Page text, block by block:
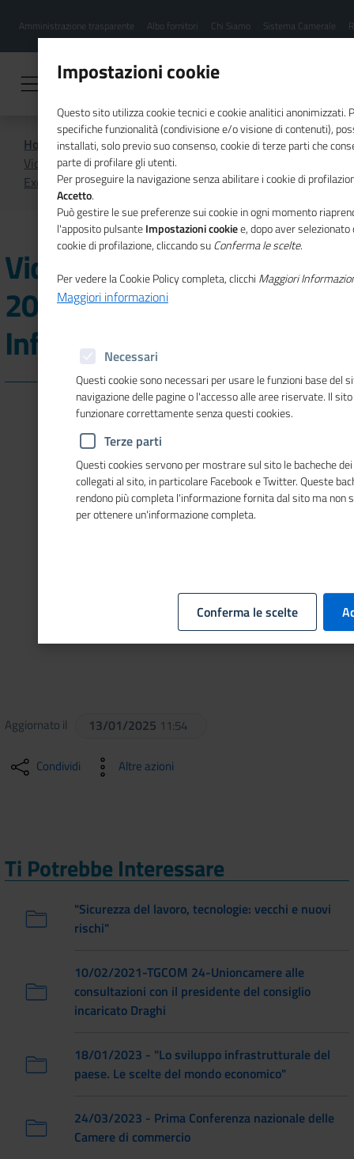
contenuto
Menu
hamburgher
Amministrazione trasparente Albo fornitori Chi Siamo Sistema Camerale
Home
Video
Videobollettino Gennaio 2025 - Sistema Informativo
Excelsior
Videobollettino Gennaio
2025 - Sistema
Informativo Excelsior
Abilitare i cookie di terze parti per visualizzare il contenuto.
Clicca quie successivamente su
abilitarli
Aggiornato il 13/01/2025 11:54
Condividi Altre azioni
Ti Potrebbe Interessare
"Sicurezza del lavoro, tecnologie: vecchi e nuovi
rischi"
10/02/2021-TGCOM 24-Unioncamere alle
consultazioni con il presidente del consiglio
incaricato Draghi
18/01/2023 - "Lo sviluppo infrastrutturale del
paese. Le scelte del mondo economico"
24/03/2023 - Prima Conferenza nazionale delle
Camere di commercio
Impostazioni cookie
Questo sito utilizza cookie tecnici e cookie analitici anonimizzati.
specifiche funzionalità (condivisione e/o visione di contenuti),
installati, solo previo suo consenso, cookie di terze parti che
parte di profilare gli utenti.
Per proseguire la navigazione senza abilitare i cookie di
Accetto.
Può gestire le sue preferenze sui cookie in ogni momento
l'apposito pulsanteImpostazioni cookiee, dopo aver
cookie di profilazione, cliccando suConferma le scelte.
Per vedere la Cookie Policy completa, clicchi Maggiori
Maggiori informazioni
Necessari
Questi cookie sono necessari per usare le funzioni base del
navigazione delle pagine o l'accesso alle aree riservate. Il
funzionare correttamente senza questi cookies.
Terze parti
Questi cookies servono per mostrare sul sito le bacheche
collegati al sito, in particolare Facebook e Twitter. Queste
rendono più completa l'informazione fornita dal sito ma non
per ottenere un'informazione completa.
Conferma le scelte